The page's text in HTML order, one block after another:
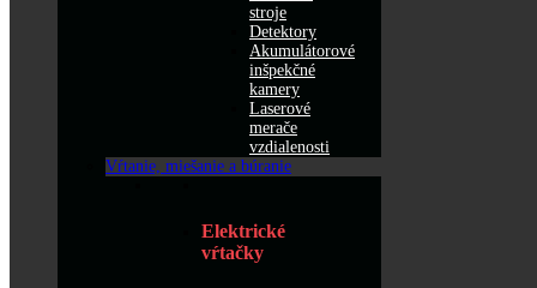
stroje
Detektory
Akumulátorové
inšpekčné
kamery
Laserové
merače
vzdialenosti
Vŕtanie, miešanie a búranie
Elektrické
vŕtačky